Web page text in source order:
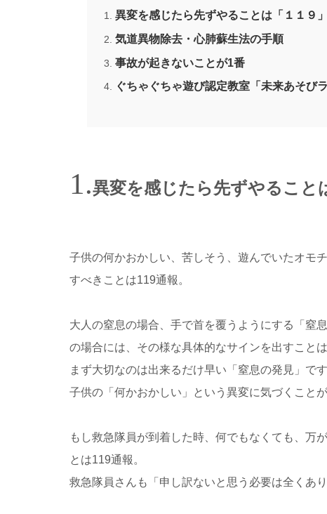
異変を感じたら先ずやることは「１１９」
気道異物除去・心肺蘇生法の手順
事故が起きないことが1番
ぐちゃぐちゃ遊び認定教室「未来あそびラ
異変を感じたら先ずやること
子供の何かおかしい、苦しそう、遊んでいたオモ
すべきことは119通報。
大人の窒息の場合、手で首を覆うようにする「窒
の場合には、その様な具体的なサインを出すこと
まず大切なのは出来るだけ早い「窒息の発見」です
子供の「何かおかしい」という異変に気づくことが
もし救急隊員が到着した時、何でもなくても、万
とは119通報。
救急隊員さんも「申し訳ないと思う必要は全くあ